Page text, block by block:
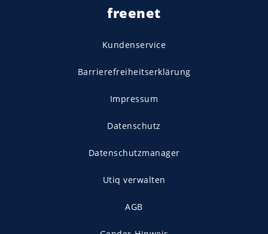
freenet
Kundenservice
Barrierefreiheitserklärung
Impressum
Datenschutz
Datenschutzmanager
Utiq verwalten
AGB